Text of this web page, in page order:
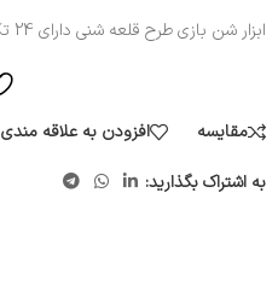
ابزار شن بازی طرح قلعه شنی دارای 24 تکه از لوازم شن بازی مناسب گروه سنی بالای 3 سال
مقایسه
افزودن به علاقه مندی
به اشتراک بگذارید: